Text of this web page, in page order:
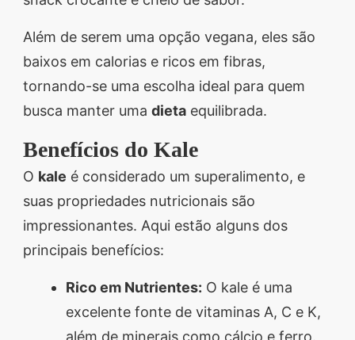
Além de serem uma opção vegana, eles são
baixos em calorias e ricos em fibras,
tornando-se uma escolha ideal para quem
busca manter uma dieta equilibrada.
Benefícios do Kale
O kale é considerado um superalimento, e
suas propriedades nutricionais são
impressionantes. Aqui estão alguns dos
principais benefícios:
Rico em Nutrientes: O kale é uma
excelente fonte de vitaminas A, C e K,
além de minerais como cálcio e ferro.